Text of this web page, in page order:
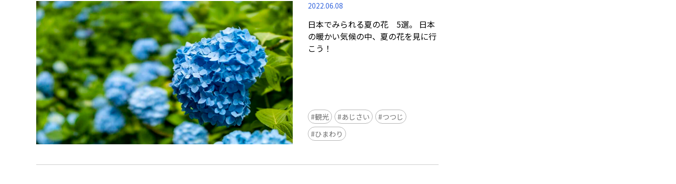
2022.06.08
日本でみられる夏の花 5選。 日本
の暖かい気候の中、夏の花を見に行
こう！
観光 あじさい
つつじ
ひまわり